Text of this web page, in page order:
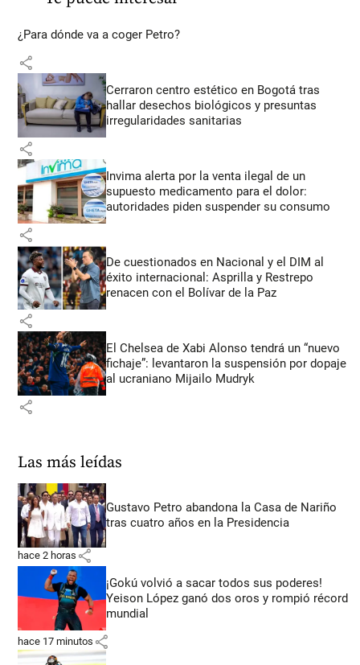
¿Para dónde va a coger Petro?
share
Cerraron centro estético en Bogotá tras
hallar desechos biológicos y presuntas
irregularidades sanitarias
share
Invima alerta por la venta ilegal de un
supuesto medicamento para el dolor:
autoridades piden suspender su consumo
share
De cuestionados en Nacional y el DIM al
éxito internacional: Asprilla y Restrepo
renacen con el Bolívar de la Paz
share
El Chelsea de Xabi Alonso tendrá un “nuevo
fichaje”: levantaron la suspensión por dopaje
al ucraniano Mijailo Mudryk
share
Las más leídas
Gustavo Petro abandona la Casa de Nariño
tras cuatro años en la Presidencia
hace 2 horas share
¡Gokú volvió a sacar todos sus poderes!
Yeison López ganó dos oros y rompió récord
mundial
hace 17 minutos share